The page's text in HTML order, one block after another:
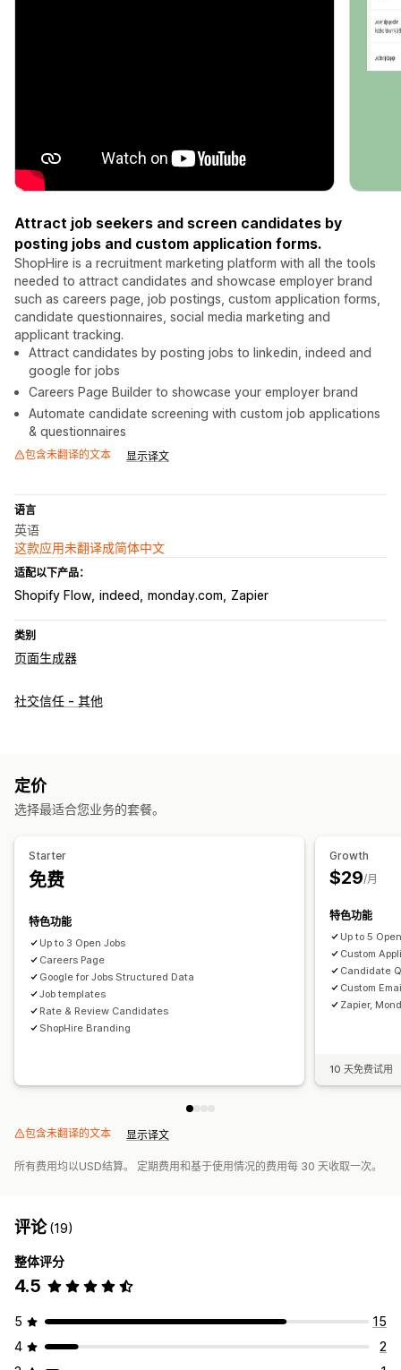
Attract job seekers and screen candidates by
posting jobs and custom application forms.
ShopHire is a recruitment marketing platform with all the tools
needed to attract candidates and showcase employer brand
such as careers page, job postings, custom application forms,
candidate questionnaires, social media marketing and
applicant tracking.
Attract candidates by posting jobs to linkedin, indeed and
google for jobs
Careers Page Builder to showcase your employer brand
Automate candidate screening with custom job applications
& questionnaires
包含未翻译的文本 显示译文
语言
英语
这款应用未翻译成简体中文
适配以下产品：
Shopify Flow indeed monday.com Zapier
类别
页面生成器
社交信任 - 其他
定价
选择最适合您业务的套餐。
Starter
免费
特色功能
Up to 3 Open Jobs
Careers Page
Google for Jobs Structured Data
Job templates
Rate & Review Candidates
ShopHire Branding
Growth
$29/月
特色功能
Up to 5
Custom
Candidate
Custom
Zapier,
10 天免费试用
包含未翻译的文本 显示译文
所有费用均以USD结算。 定期费用和基于使用情况的费用每 30 天收取一次。
评论(19)
整体评分
4.5
5
15
4
2